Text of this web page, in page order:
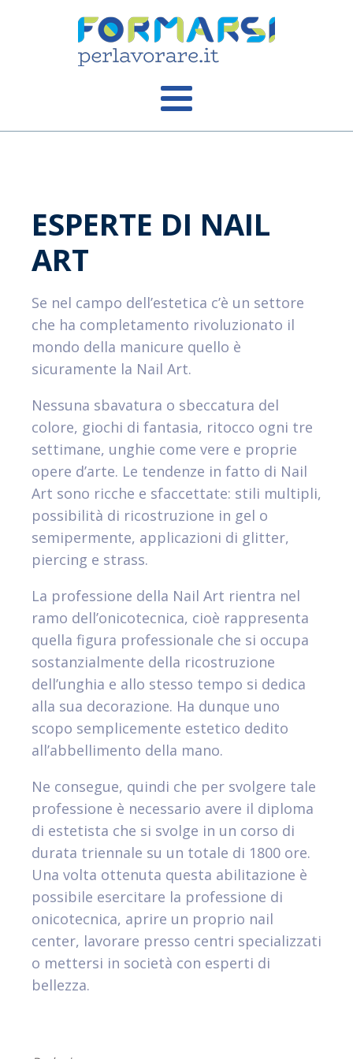
ESPERTE DI NAIL
ART
Se nel campo dell’estetica c’è un settore
che ha completamento rivoluzionato il
mondo della manicure quello è
sicuramente la Nail Art.
Nessuna sbavatura o sbeccatura del
colore, giochi di fantasia, ritocco ogni tre
settimane, unghie come vere e proprie
opere d’arte. Le tendenze in fatto di Nail
Art sono ricche e sfaccettate: stili multipli,
possibilità di ricostruzione in gel o
semipermente, applicazioni di glitter,
piercing e strass.
La professione della Nail Art rientra nel
ramo dell’onicotecnica, cioè rappresenta
quella figura professionale che si occupa
sostanzialmente della ricostruzione
dell’unghia e allo stesso tempo si dedica
alla sua decorazione. Ha dunque uno
scopo semplicemente estetico dedito
all’abbellimento della mano.
Ne consegue, quindi che per svolgere tale
professione è necessario avere il diploma
di estetista che si svolge in un corso di
durata triennale su un totale di 1800 ore.
Una volta ottenuta questa abilitazione è
possibile esercitare la professione di
onicotecnica, aprire un proprio nail
center, lavorare presso centri specializzati
o mettersi in società con esperti di
bellezza.